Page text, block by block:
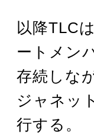
以降TLC
ートメン
存続しな
ジャネッ
行する。